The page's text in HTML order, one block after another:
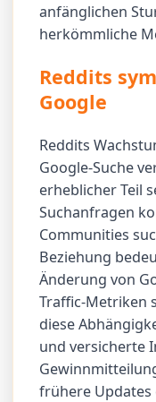
anfänglichen
herkömmliche
Reddits
Google
Reddits
Google-Suche
erheblicher Teil
Suchanfragen
Communities
Beziehung
Änderung von
Traffic-Metriken
diese
und versicherte
frühere